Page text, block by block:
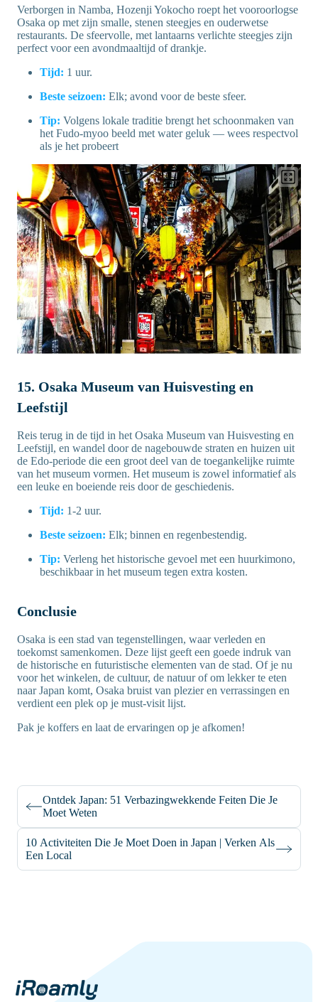
Verborgen in Namba, Hozenji Yokocho roept het vooroorlogse
Osaka op met zijn smalle, stenen steegjes en ouderwetse
restaurants. De sfeervolle, met lantaarns verlichte steegjes zijn
perfect voor een avondmaaltijd of drankje.
Tijd: 1 uur.
Beste seizoen: Elk; avond voor de beste sfeer.
Tip: Volgens lokale traditie brengt het schoonmaken van
het Fudo-myoo beeld met water geluk — wees respectvol
als je het probeert
15. Osaka Museum van Huisvesting en
Leefstijl
Reis terug in de tijd in het Osaka Museum van Huisvesting en
Leefstijl, en wandel door de nagebouwde straten en huizen uit
de Edo-periode die een groot deel van de toegankelijke ruimte
van het museum vormen. Het museum is zowel informatief als
een leuke en boeiende reis door de geschiedenis.
Tijd: 1-2 uur.
Beste seizoen: Elk; binnen en regenbestendig.
Tip: Verleng het historische gevoel met een huurkimono,
beschikbaar in het museum tegen extra kosten.
Conclusie
Osaka is een stad van tegenstellingen, waar verleden en
toekomst samenkomen. Deze lijst geeft een goede indruk van
de historische en futuristische elementen van de stad. Of je nu
voor het winkelen, de cultuur, de natuur of om lekker te eten
naar Japan komt, Osaka bruist van plezier en verrassingen en
verdient een plek op je must-visit lijst.
Pak je koffers en laat de ervaringen op je afkomen!
Ontdek Japan: 51 Verbazingwekkende Feiten Die Je
Moet Weten
10 Activiteiten Die Je Moet Doen in Japan | Verken Als
Een Local